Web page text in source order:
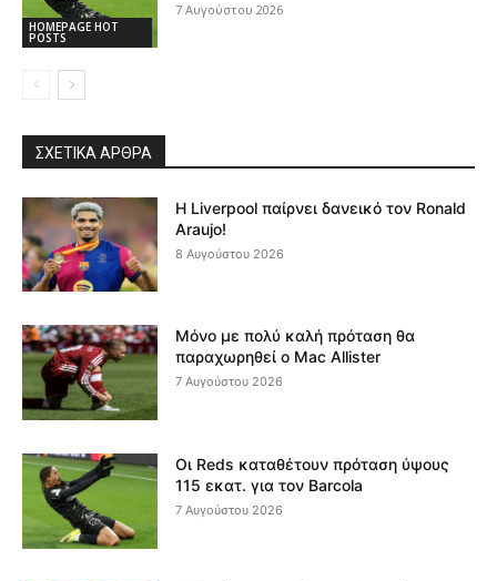
HOMEPAGE HOT
POSTS
7 Αυγούστου 2026
ΣΧΕΤΙΚΆ ΆΡΘΡΑ
Η Liverpool παίρνει δανεικό τον Ronald
Araujo!
8 Αυγούστου 2026
Μόνο με πολύ καλή πρόταση θα
παραχωρηθεί ο Mac Allister
7 Αυγούστου 2026
Οι Reds καταθέτουν πρόταση ύψους
115 εκατ. για τον Barcola
7 Αυγούστου 2026